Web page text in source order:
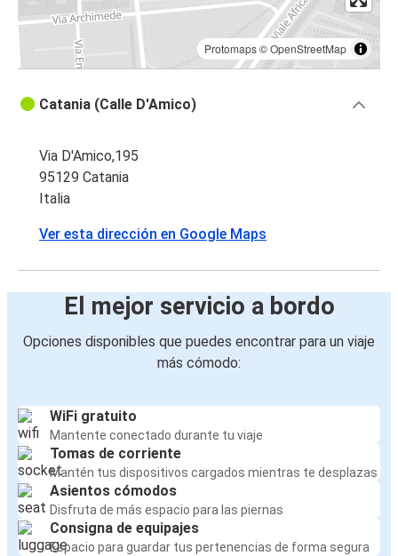
Protomaps©OpenStreetMap
Catania (Calle D'Amico)
Via D'Amico,195
95129 Catania
Italia
Ver esta dirección en Google Maps
El mejor servicio a bordo
Opciones disponibles que puedes encontrar para un viaje
más cómodo:
WiFi gratuito
Mantente conectado durante tu viaje
Tomas de corriente
Mantén tus dispositivos cargados mientras te desplazas
Asientos cómodos
Disfruta de más espacio para las piernas
Consigna de equipajes
Espacio para guardar tus pertenencias de forma segura